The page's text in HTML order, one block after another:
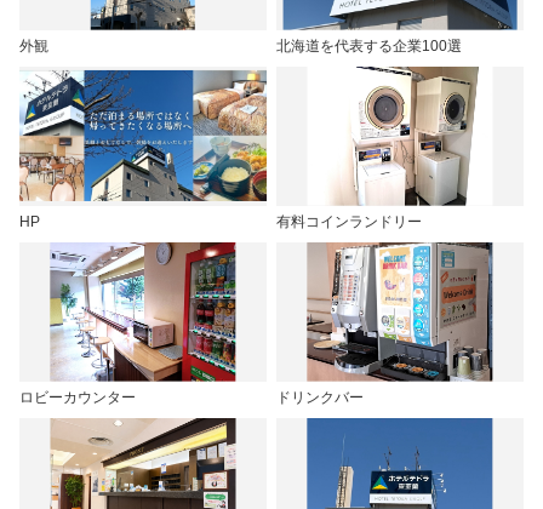
外観 北海道を代表する企業100選
HP 有料コインランドリー
ロビーカウンター ドリンクバー